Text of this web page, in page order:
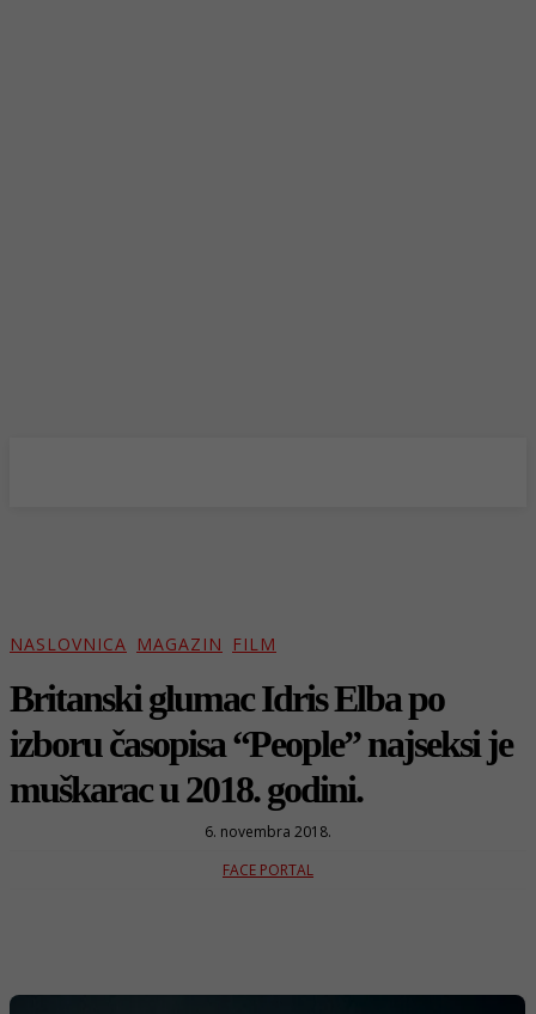
NASLOVNICA MAGAZIN FILM
Britanski glumac Idris Elba po
izboru časopisa “People” najseksi je
muškarac u 2018. godini.
6. novembra 2018.
FACE PORTAL